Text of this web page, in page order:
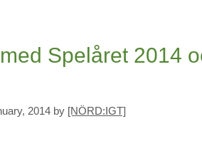
Spelåret 2014
2014 by [NÖRD:IGT]